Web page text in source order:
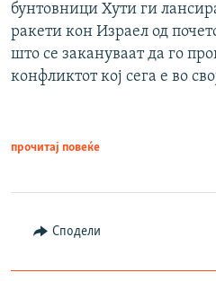
бунтовници Хути ги
ракети кон Израел од
што се закануваат да го
конфликтот кој сега е во
прочитај повеќе
Сподели